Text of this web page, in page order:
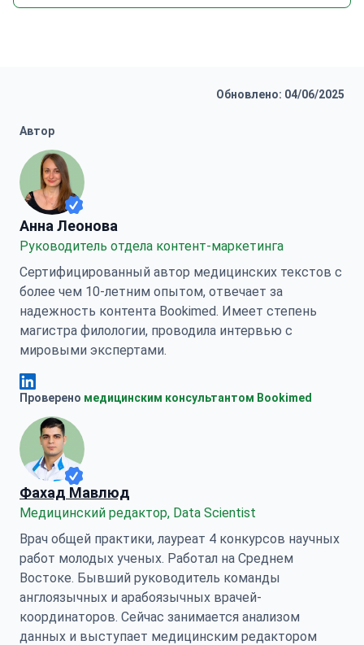
Обновлено: 04/06/2025
Автор
Анна Леонова
Анна Леонова
Руководитель отдела контент-маркетинга
Сертифицированный автор медицинских текстов с
более чем 10-летним опытом, отвечает за
надежность контента Bookimed. Имеет степень
магистра филологии, проводила интервью с
мировыми экспертами.
Анна Леонова Linkedin
Проверено медицинским консультантом Bookimed
Фахад Мавлюд
Медицинский редактор, Data Scientist
Врач общей практики, лауреат 4 конкурсов научных
работ молодых ученых. Работал на Среднем
Востоке. Бывший руководитель команды
англоязычных и арабоязычных врачей-
координаторов. Сейчас занимается анализом
данных и выступает медицинским редактором